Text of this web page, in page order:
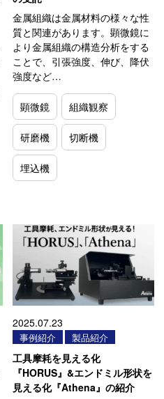
金属組織は金属材料の様々な性
質と関連があります。顕微鏡に
より金属組織の構造分析をする
ことで、引張強度、伸び、降伏
強度など…
顕微鏡 組織観察
研磨機 切断機
埋込機
2025.07.23
事例紹介 製品紹介
工具摩耗を見える化
『HORUS』&エンドミル形状を
見える化『Athena』の紹介